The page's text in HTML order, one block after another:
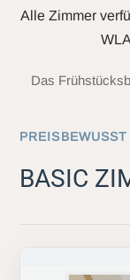
Alle Zimmer
Das
BASIC